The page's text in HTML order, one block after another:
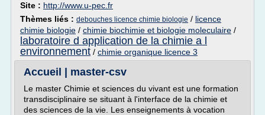
Site : http://www.u-pec.fr
Thèmes liés : debouches licence chimie biologie / licence
chimie biologie / chimie biochimie et biologie moleculaire /
laboratoire d application de la chimie a l
environnement / chimie organique licence 3
Accueil | master-csv
Le master Chimie et sciences du vivant est une formation
transdisciplinaire se situant à l'interface de la chimie et
des sciences de la vie. Les enseignements à vocation